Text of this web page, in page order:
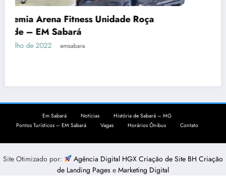
Academia Objetivo Força em
22 de novembro de 2021